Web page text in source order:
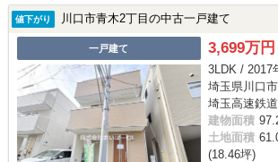
値下がり 川口市青木2丁目の中古一戸建て
一戸建て 3,699万円
3LDK / 2017
埼玉県川口
埼玉高速鉄
建物面積
土地面積
(18.46坪)